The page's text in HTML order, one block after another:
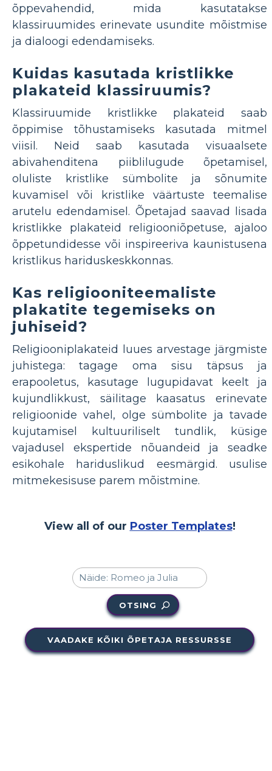
õppevahendid, mida kasutatakse
klassiruumides erinevate usundite mõistmise
ja dialoogi edendamiseks.
Kuidas kasutada kristlikke
plakateid klassiruumis?
Klassiruumide kristlikke plakateid saab
õppimise tõhustamiseks kasutada mitmel
viisil. Neid saab kasutada visuaalsete
abivahenditena piiblilugude õpetamisel,
oluliste kristlike sümbolite ja sõnumite
kuvamisel või kristlike väärtuste teemalise
arutelu edendamisel. Õpetajad saavad lisada
kristlikke plakateid religiooniõpetuse, ajaloo
õppetundidesse või inspireeriva kaunistusena
kristlikus hariduskeskkonnas.
Kas religiooniteemaliste
plakatite tegemiseks on
juhiseid?
Religiooniplakateid luues arvestage järgmiste
juhistega: tagage oma sisu täpsus ja
erapooletus, kasutage lugupidavat keelt ja
kujundlikkust, säilitage kaasatus erinevate
religioonide vahel, olge sümbolite ja tavade
kujutamisel kultuuriliselt tundlik, küsige
vajadusel ekspertide nõuandeid ja seadke
esikohale hariduslikud eesmärgid. usulise
mitmekesisuse parem mõistmine.
View all of our Poster Templates!
OTSING
VAADAKE KÕIKI ÕPETAJA RESSURSSE